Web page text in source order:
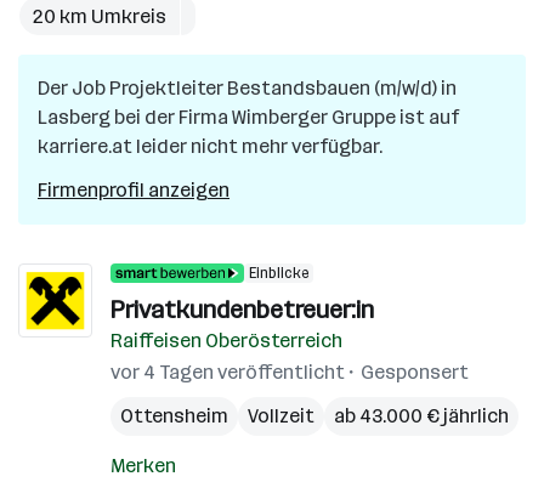
20 km Umkreis
Der Job Projektleiter Bestandsbauen (m/w/d) in
Lasberg bei der Firma Wimberger Gruppe ist auf
karriere.at leider nicht mehr verfügbar.
Firmenprofil anzeigen
Einblicke
Privatkundenbetreuer:in
Raiffeisen Oberösterreich
vor 4 Tagen veröffentlicht
Gesponsert
Ottensheim
Vollzeit ab 43.000 € jährlich
Merken